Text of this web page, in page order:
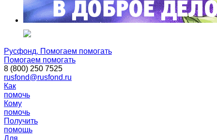
Русфонд. Помогаем помогать
Помогаем помогать
8 (800) 250 7525
rusfond@rusfond.ru
Как
помочь
Кому
помочь
Получить
помощь
Для